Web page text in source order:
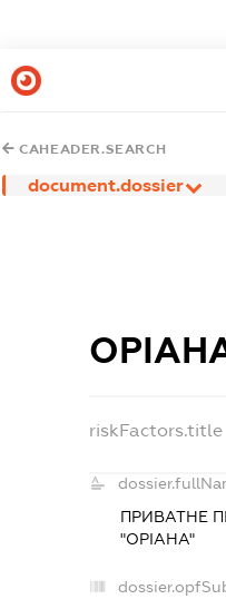
CAHEADER.SEARCH
document.dossier
riskFactors.title
ПРИВАТНЕ
"ОРІАНА"